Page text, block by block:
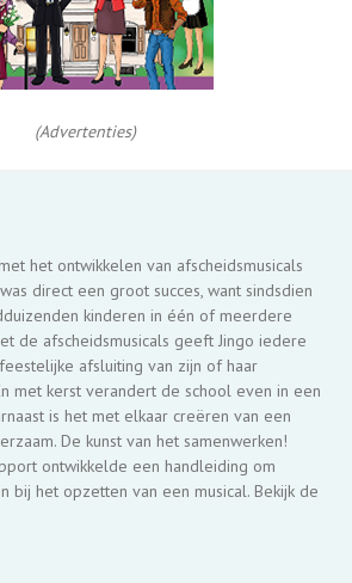
(Advertenties)
het ontwikkelen van afscheidsmusicals
direct een groot succes, want sindsdien
kinderen in één of meerdere
de afscheidsmusicals geeft Jingo iedere
afsluiting van zijn of haar
met kerst verandert de school even in een
is het met elkaar creëren van een
De kunst van het samenwerken!
ontwikkelde een handleiding om
bij het opzetten van een musical. Bekijk de